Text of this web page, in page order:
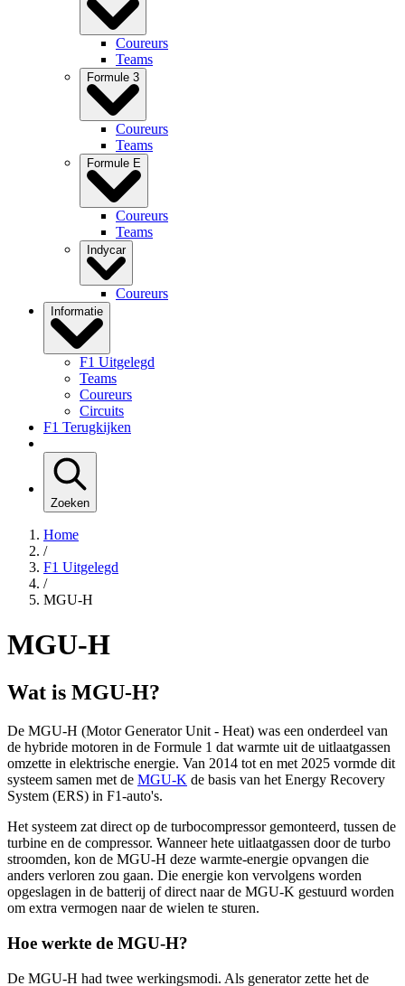
Coureurs
Teams
Formule 3
Coureurs
Teams
Formule E
Coureurs
Teams
Indycar
Coureurs
Informatie
F1 Uitgelegd
Teams
Coureurs
Circuits
F1 Terugkijken
Zoeken
Home
/
F1 Uitgelegd
/
MGU-H
MGU-H
Wat is MGU-H?
De MGU-H (Motor Generator Unit - Heat) was een onderdeel van
de hybride motoren in de Formule 1 dat warmte uit de uitlaatgassen
omzette in elektrische energie. Van 2014 tot en met 2025 vormde dit
systeem samen met de MGU-K de basis van het Energy Recovery
System (ERS) in F1-auto's.
Het systeem zat direct op de turbocompressor gemonteerd, tussen de
turbine en de compressor. Wanneer hete uitlaatgassen door de turbo
stroomden, kon de MGU-H deze warmte-energie opvangen die
anders verloren zou gaan. Die energie kon vervolgens worden
opgeslagen in de batterij of direct naar de MGU-K gestuurd worden
om extra vermogen naar de wielen te sturen.
Hoe werkte de MGU-H?
De MGU-H had twee werkingsmodi. Als generator zette het de